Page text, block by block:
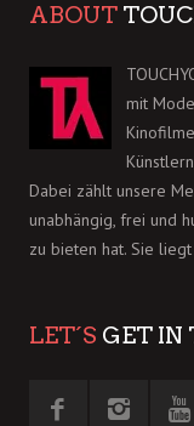
ABOUT
mit
Dabei zählt unsere
unabhängig, frei und
zu bieten hat. Sie
LET´S GET IN